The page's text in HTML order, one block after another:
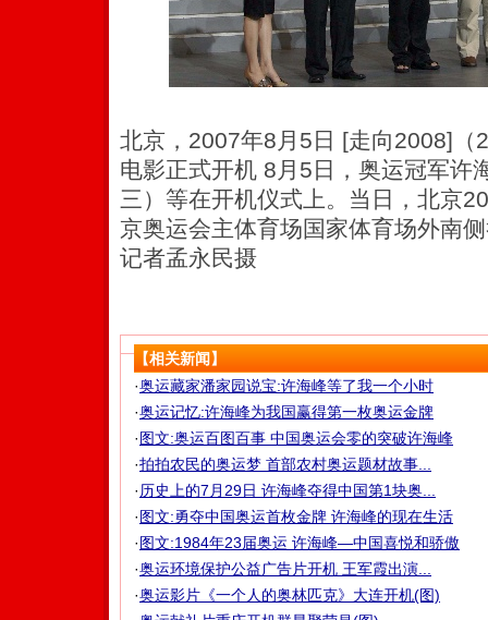
北京，2007年8月5日 [走向2008]（
电影正式开机 8月5日，奥运冠军许
三）等在开机仪式上。当日，北京
京奥运会主体育场国家体育场外南
记者孟永民摄
【相关新闻】
·奥运藏家潘家园说宝:许海峰等了我一个小时
·奥运记忆:许海峰为我国赢得第一枚奥运金牌
·图文:奥运百图百事 中国奥运会零的突破许海峰
·拍拍农民的奥运梦 首部农村奥运题材故事...
· 历史上的7月29日 许海峰夺得中国第1块奥...
·图文:勇夺中国奥运首枚金牌 许海峰的现在生活
·图文:1984年23届奥运 许海峰—中国喜悦和骄傲
·奥运环境保护公益广告片开机 王军霞出演...
·奥运影片《一个人的奥林匹克》大连开机(图)